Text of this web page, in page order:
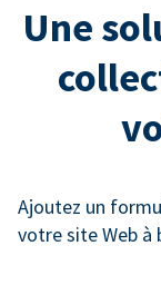
Une
Ajoutez un
votre site Web à